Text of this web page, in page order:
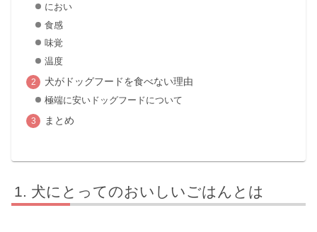
におい
食感
味覚
温度
犬がドッグフードを食べない理由
極端に安いドッグフードについて
まとめ
犬にとってのおいしいごはんとは